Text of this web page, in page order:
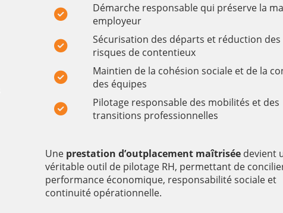
Démarche responsable qui préserve la
employeur
Sécurisation des départs et réduction des
risques de contentieux
Maintien de la cohésion sociale et de la
des équipes
Pilotage responsable des mobilités et des
transitions professionnelles
Une prestation d’outplacement maîtriséedevient
véritable outil de pilotage RH, permettant de
performance économique, responsabilité sociale et
continuité opérationnelle.